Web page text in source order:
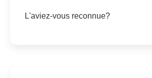
L'aviez-vous reconnue?